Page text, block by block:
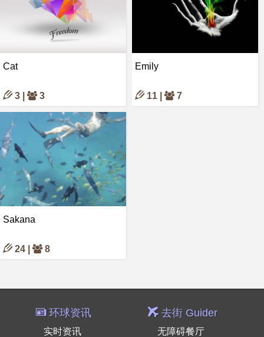
Cat
3 | 3
Emily
11 | 7
Sakana
24 | 8
环球资讯
实时资讯
去街 Guider
无障碍餐厅